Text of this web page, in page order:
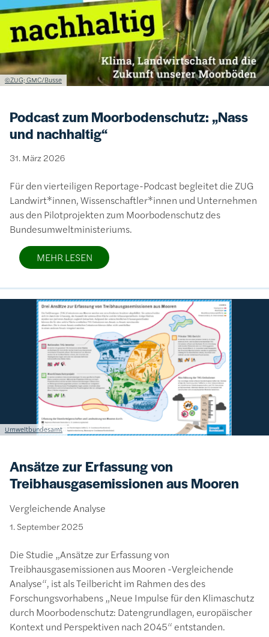
Lizenzinformationen einschließlich Urheberrecht
©ZUG; GMC/Busse
Podcast zum Moorbodenschutz: „Nass
und nachhaltig“
31. März 2026
Für den vierteiligen Reportage-Podcast begleitet die ZUG
Landwirt*innen, Wissenschaftler*innen und Unternehmen
aus den Pilotprojekten zum Moorbodenschutz des
Bundesumweltministeriums.
MEHR LESEN
Lizenzinformationen einschließlich Urheberrecht
Umweltbundesamt
Ansätze zur Erfassung von
Treibhausgasemissionen aus Mooren
Vergleichende Analyse
1. September 2025
Die Studie „Ansätze zur Erfassung von
Treibhausgasemissionen aus Mooren -Vergleichende
Analyse“, ist als Teilbericht im Rahmen des des
Forschungsvorhabens „Neue Impulse für den Klimaschutz
durch Moorbodenschutz: Datengrundlagen, europäischer
Kontext und Perspektiven nach 2045“ entstanden.